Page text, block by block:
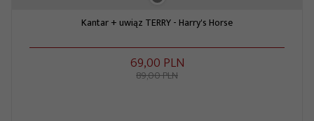
Kantar + uwiąz TERRY - Harry's Horse
69,00 PLN
89,00 PLN